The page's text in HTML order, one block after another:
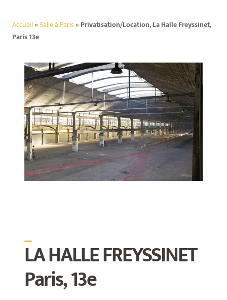
Accueil»Salle à Paris » Privatisation/Location, La Halle Freyssinet,
Paris 13e
_
LA HALLE FREYSSINET
Paris, 13e